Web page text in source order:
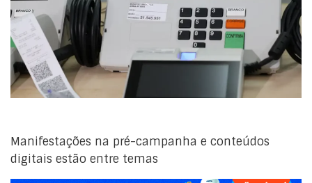
Manifestações na pré-campanha e conteúdos
digitais estão entre temas